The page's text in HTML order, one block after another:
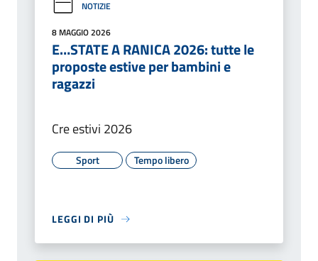
NOTIZIE
8 MAGGIO 2026
E…STATE A RANICA 2026: tutte le
proposte estive per bambini e
ragazzi
Cre estivi 2026
Sport Tempo libero
LEGGI DI PIÙ